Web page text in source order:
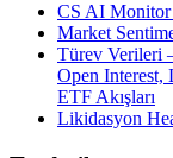
CS AI
Market
Türev Verileri
Open Interest,
ETF Akışları
Likidasyon